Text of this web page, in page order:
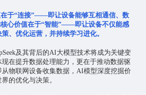
于“连接”——即让设备能够互相通信、数
心价值在于“智能”——即让设备不仅能感
、优化运营，并持续学习进化。
及其背后的AI大模型技术将成为关键变
在提升数据处理能力，更在于推动数据驱
物联网设备收集数据，AI模型深度挖掘价
的优化与决策。